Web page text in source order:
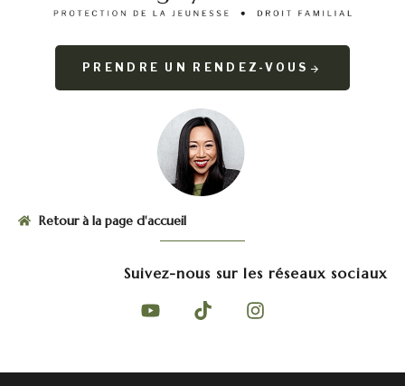
PRENDRE UN RENDEZ-VOUS
Retour à la page d'accueil
Suivez-nous sur les réseaux sociaux